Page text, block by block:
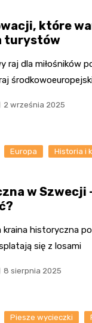
które
turystów
raj dla miłośników
2 września 2025
Europa Historia i
w Szwecji
historyczna
się z losami
8 sierpnia 2025
Piesze wycieczki